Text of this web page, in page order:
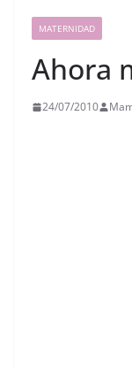
MATERNIDAD
Ahora
24/07/2010